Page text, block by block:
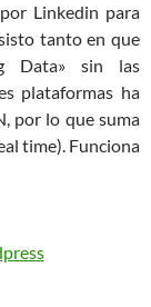
Linkedin para
tanto en que
Data» sin las
plataformas ha
por lo que suma
time). Funciona